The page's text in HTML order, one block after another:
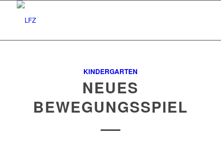
KINDERGARTEN
NEUES
BEWEGUNGSSPIEL